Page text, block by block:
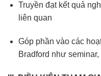
Truyền đạt kết quả
liên quan
Góp phần vào các
Bradford như